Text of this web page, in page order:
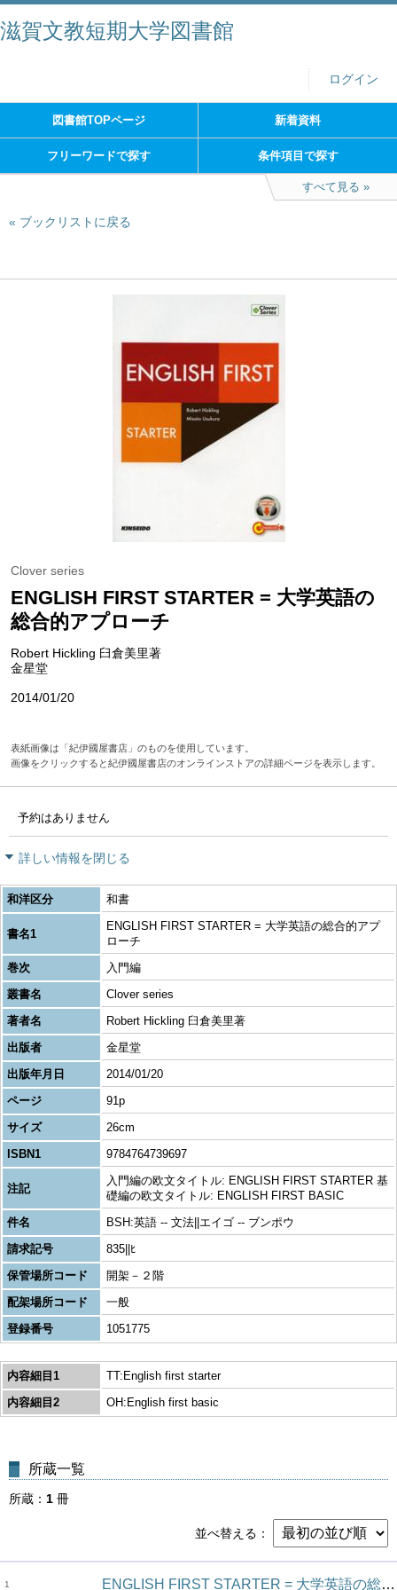
滋賀文教短期大学図書館
ログイン
図書館TOPページ 新着資料
フリーワードで探す 条件項目で探す
すべて見る
ブックリストに戻る
Clover series
ENGLISH FIRST STARTER = 大学英語の
総合的アプローチ
Robert Hickling 臼倉美里著
金星堂
2014/01/20
表紙画像は「紀伊國屋書店」のものを使用しています。
画像をクリックすると紀伊國屋書店のオンラインストアの詳細ページを表示します。
予約はありません
詳しい情報を閉じる
和洋区分 和書
書名1
ENGLISH FIRST STARTER = 大学英語の総合的アプ
ローチ
巻次
入門編
叢書名
Clover series
著者名
Robert Hickling 臼倉美里著
出版者
金星堂
出版年月日
2014/01/20
ページ
91p
サイズ
26cm
ISBN1
9784764739697
注記
入門編の欧文タイトル: ENGLISH FIRST STARTER 基
礎編の欧文タイトル: ENGLISH FIRST BASIC
件名
BSH:英語 -- 文法||エイゴ -- ブンポウ
請求記号
835||ﾋ
保管場所コード
開架－２階
配架場所コード
一般
登録番号
1051775
内容細目1
TT:English first starter
内容細目2
OH:English first basic
所蔵一覧
所蔵 1 冊
並べ替える
1 ENGLISH FIRST STARTER = 大学英語の総合的アプローチ 入門編 Clover series